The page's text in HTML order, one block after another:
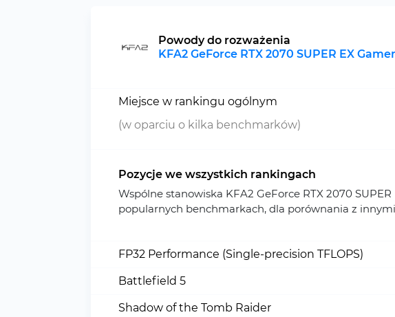
Powody do rozważenia
KFA2 GeForce RTX 2070 SUPER EX
Miejsce w rankingu ogólnym
(w oparciu o kilka benchmarków)
Pozycje we wszystkich rankingach
Wspólne stanowiska KFA2 GeForce RTX 2070
popularnych benchmarkach, dla porównania z
FP32 Performance (Single-precision TFLOPS)
Battlefield 5
Shadow of the Tomb Raider